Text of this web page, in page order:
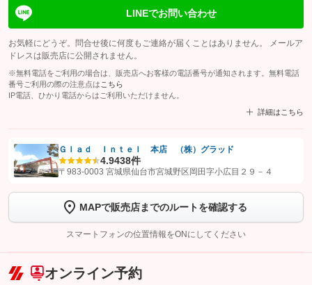
LINEでお問い合わせ
お気軽にどうぞ。問合せ後に何度もご連絡が届くことはありません。 メールア
ドレスは販売店に公開されません。
※無料電話をご利用の場合は、販売店へお客様の電話番号が通知されます。無料電話
番号ご利用の際の注意点は こちら
IP電話、ひかり電話からはご利用いただけません。
詳細はこちら
【STEP1】認証画面でグーネットを友だち追加してから「許可する」ボタンを押
トーク画面で
ボタンをタップして問い合わせを
完了してください。
こちら
Ｇｌａｄ Ｉｎｔｅｌ 本店 （株）グラッド
4.9438件
〒983-0003 宮城県仙台市宮城野区岡田字小広目２９－４
MAPで販売店までのルートを確認する
スマートフォンの位置情報をONにしてください
オンライン予約